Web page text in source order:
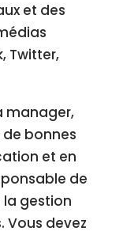
et des
Twitter,
manager,
bonnes
et en
de
gestion
Vous devez